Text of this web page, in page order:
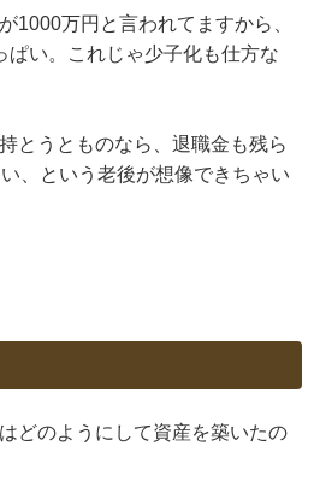
1000万円と言われてますから、
ぱい。これじゃ少子化も仕方な
とうとものなら、退職金も残ら
、という老後が想像できちゃい
どのようにして資産を築いたの